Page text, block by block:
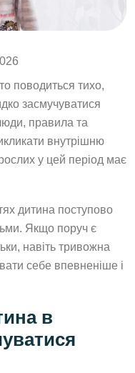
поводиться тихо,
засмучуватися
правила та
внутрішню
у цей період має
дитина поступово
Якщо поруч є
навіть тривожна
себе впевненіше і
в